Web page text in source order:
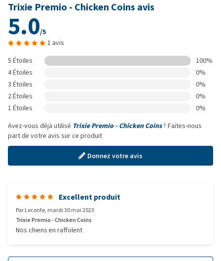
Trixie Premio - Chicken Coins avis
5.0/5
1 avis
5 Étoiles
100%
4 Étoiles
0%
3 Étoiles
0%
2 Étoiles
0%
1 Étoiles
0%
Avez-vous déjà utilisé Trixie Premio - Chicken Coins? Faites-nous
part de votre avis sur ce produit
Donnez votre avis
Excellent produit
ParLeconte, mardi 30 mai 2023
Trixie Premio - Chicken Coins
Nos chiens en raffolent